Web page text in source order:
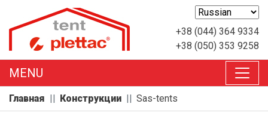
+38 (044) 364 9334
+38 (050) 353 9258
MENU
Главная Конструкции Sas-tents